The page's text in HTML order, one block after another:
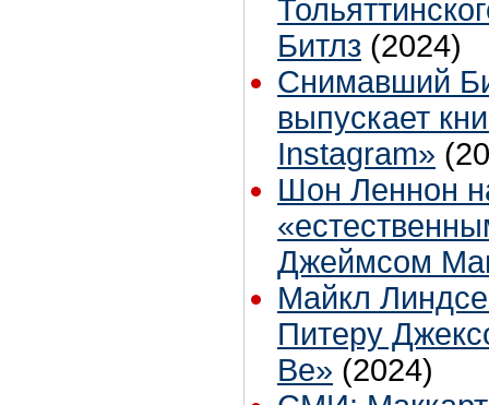
Битлз (2024)
Снимавший
выпускает
Instagram»
Шон Леннон
Джеймсом
Майкл
Питеру
Be» (2024)